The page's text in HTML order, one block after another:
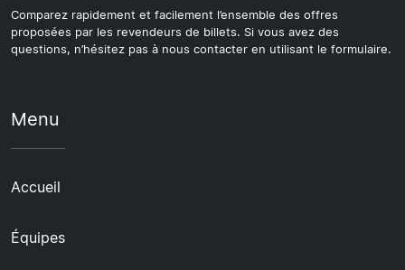
Comparez rapidement et facilement l’ensemble des offres
proposées par les revendeurs de billets. Si vous avez des
questions, n’hésitez pas à nous contacter en utilisant le formulaire.
Menu
Accueil
Équipes